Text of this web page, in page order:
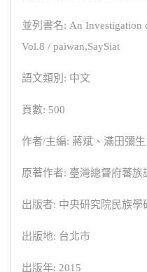
並列書名: An Investigation
Vol.8 / paiwan,SaySiat
語文類別: 中文
頁數: 500
作者/主編: 蔣斌、滿田彌
原著作者: 臺灣總督府蕃族
出版者: 中央研究院民族學
出版地: 台北市
出版年: 2015